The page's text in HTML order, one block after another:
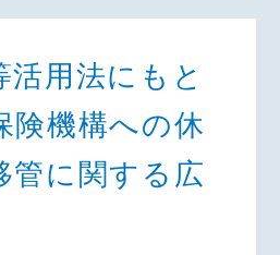
活用法にもと
険機構への休
管に関する広